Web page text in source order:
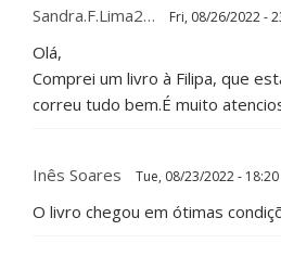
Sandra.f.lima2… Fri, 08/26/2022 -
Olá,
Comprei um livro à Filipa, que
correu tudo bem.É muito
Inês Soares Tue, 08/23/2022 - 18:20
O livro chegou em ótimas